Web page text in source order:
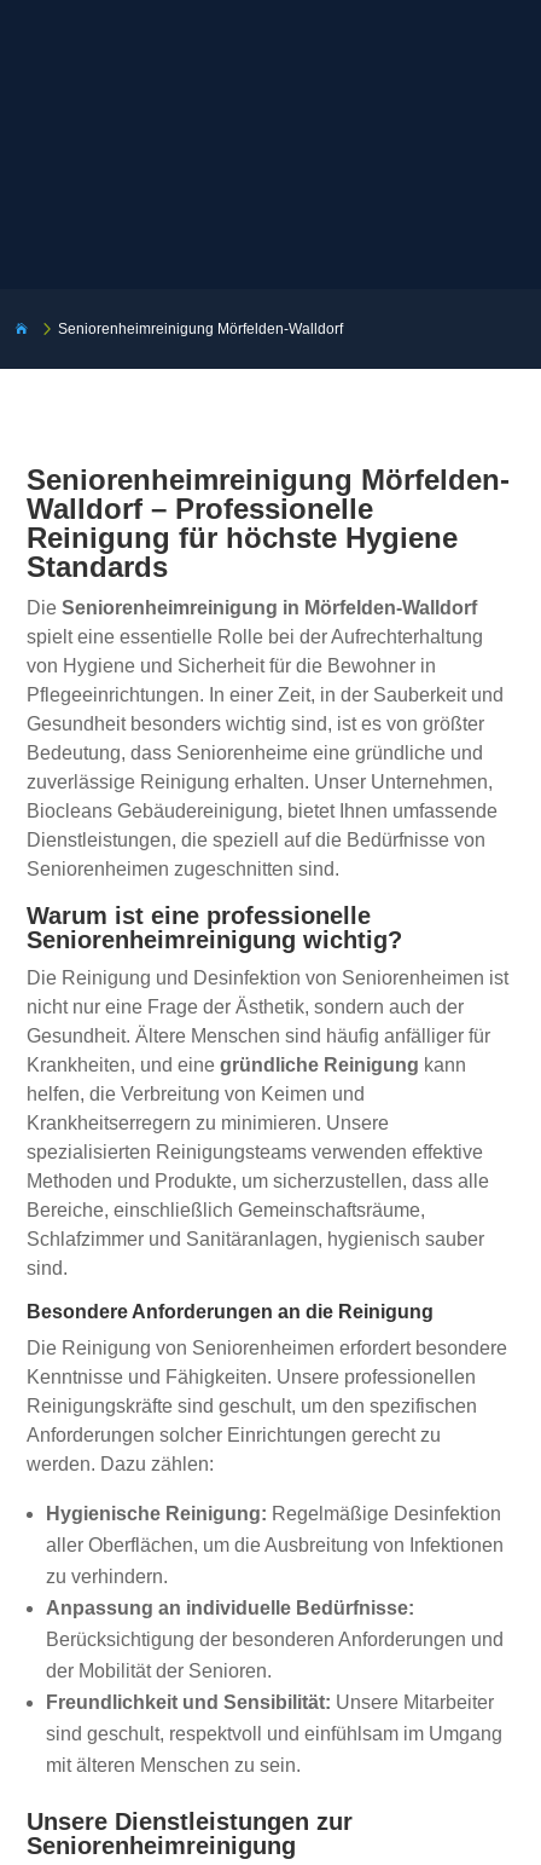
 5Seniorenheimreinigung Mörfelden-Walldorf
Seniorenheimreinigung Mörfelden-
Walldorf – Professionelle
Reinigung für höchste Hygiene
Standards
DieSeniorenheimreinigung in Mörfelden-Walldorf
spielt eine essentielle Rolle bei der Aufrechterhaltung
von Hygiene und Sicherheit für die Bewohner in
Pflegeeinrichtungen. In einer Zeit, in der Sauberkeit und
Gesundheit besonders wichtig sind, ist es von größter
Bedeutung, dass Seniorenheime eine gründliche und
zuverlässige Reinigung erhalten. Unser Unternehmen,
Biocleans Gebäudereinigung, bietet Ihnen umfassende
Dienstleistungen, die speziell auf die Bedürfnisse von
Seniorenheimen zugeschnitten sind.
Warum ist eine professionelle
Seniorenheimreinigung wichtig?
Die Reinigung und Desinfektion von Seniorenheimen ist
nicht nur eine Frage der Ästhetik, sondern auch der
Gesundheit. Ältere Menschen sind häufig anfälliger für
Krankheiten, und einegründliche Reinigung kann
helfen, die Verbreitung von Keimen und
Krankheitserregern zu minimieren. Unsere
spezialisierten Reinigungsteams verwenden effektive
Methoden und Produkte, um sicherzustellen, dass alle
Bereiche, einschließlich Gemeinschaftsräume,
Schlafzimmer und Sanitäranlagen, hygienisch sauber
sind.
Besondere Anforderungen an die Reinigung
Die Reinigung von Seniorenheimen erfordert besondere
Kenntnisse und Fähigkeiten. Unsere professionellen
Reinigungskräfte sind geschult, um den spezifischen
Anforderungen solcher Einrichtungen gerecht zu
werden. Dazu zählen:
Hygienische Reinigung: Regelmäßige Desinfektion
aller Oberflächen, um die Ausbreitung von Infektionen
zu verhindern.
Anpassung an individuelle Bedürfnisse:
Berücksichtigung der besonderen Anforderungen und
der Mobilität der Senioren.
Freundlichkeit und Sensibilität: Unsere Mitarbeiter
sind geschult, respektvoll und einfühlsam im Umgang
mit älteren Menschen zu sein.
Unsere Dienstleistungen zur
Seniorenheimreinigung